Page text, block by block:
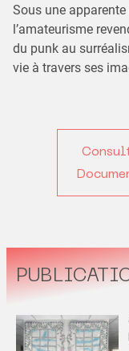
Sous une
l’amateurisme
du punk au
vie à travers ses